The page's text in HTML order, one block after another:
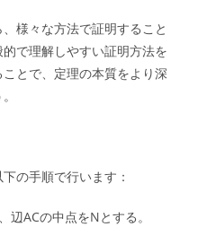
様々な方法で証明すること
で理解しやすい証明方法を
とで、定理の本質をより深
の手順で行います：
辺ACの中点をNとする。